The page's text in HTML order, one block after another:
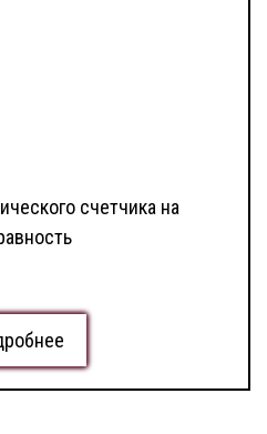
счетчика на